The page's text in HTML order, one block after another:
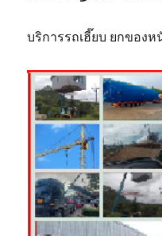
บริการรถเฮี๊ยบ ยกของห